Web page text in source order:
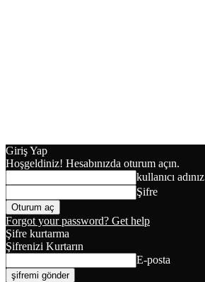
Giriş Yap
Hoşgeldiniz! Hesabınızda oturum açın.
kullanıcı adınız
Şifre
Forgot your password? Get help
Şifre kurtarma
Şifrenizi Kurtarın
E-posta